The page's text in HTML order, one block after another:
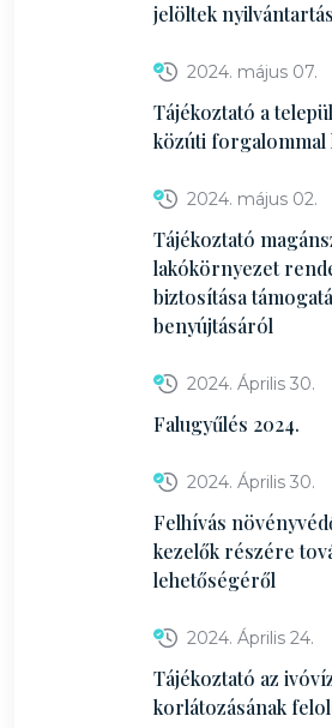
jelöltek
2024. május 07.
Tájékoztató a
közúti forgalommal
2024. május 02.
Tájékoztató
lakókörnyezet
biztosítása
benyújtásáról
2024. Április 30.
Falugyűlés 2024.
2024. Április 30.
Felhívás
kezelők részére
lehetőségéről
2024. Április 24.
Tájékoztató az
korlátozásának